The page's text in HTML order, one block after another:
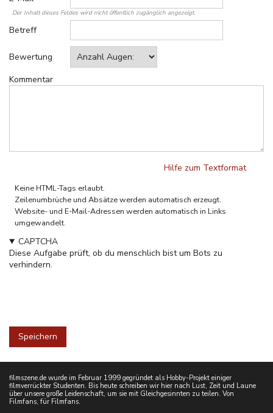
Der Inhalt dieses Feldes wird nicht öffentlich zugänglich angezeigt.
Betreff
Bewertung
Kommentar
Hilfe zum Textformat
Keine HTML-Tags erlaubt.
Zeilenumbrüche und Absätze werden automatisch erzeugt.
Website- und E-Mail-Adressen werden automatisch in Links
umgewandelt.
CAPTCHA
Diese Aufgabe prüft, ob du menschlich bist um Bots zu
verhindern.
filmszene.de wurde im Februar 1999 gegründet als Hobby-Projekt einiger
filmverrückter Studenten. Bis heute schreiben wir hier nach Lust, Zeit und Laune
über unsere große Leidenschaft, um sie mit Gleichgesinnten zu teilen. Von
Filmfans, für Filmfans.